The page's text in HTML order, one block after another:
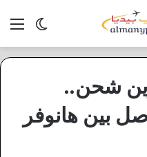
الوضع
شحن..
بين هانوفر